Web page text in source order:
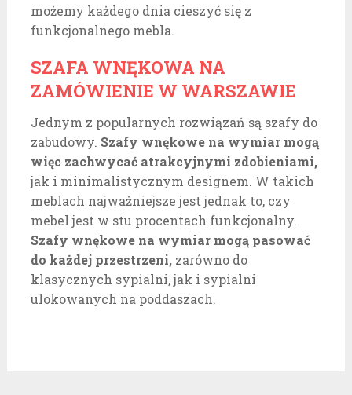
możemy każdego dnia cieszyć się z
funkcjonalnego mebla.
SZAFA WNĘKOWA NA
ZAMÓWIENIE W WARSZAWIE
Jednym z popularnych rozwiązań są szafy do
zabudowy. Szafy wnękowe na wymiar mogą
więc zachwycać atrakcyjnymi zdobieniami,
jak i minimalistycznym designem. W takich
meblach najważniejsze jest jednak to, czy
mebel jest w stu procentach funkcjonalny.
Szafy wnękowe na wymiar mogą pasować
do każdej przestrzeni,zarówno do
klasycznych sypialni, jak i sypialni
ulokowanych na poddaszach.